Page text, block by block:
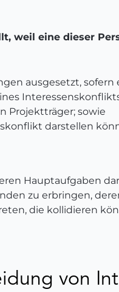
weil eine dieser
ausgesetzt,
Projektträger; sowie
darstellen
Hauptaufgaben
zu erbringen,
die kollidieren
von